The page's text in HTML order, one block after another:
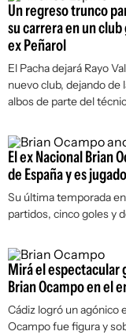
Un regreso trunco
su carrera en un
ex Peñarol
El Pacha dejará Rayo
nuevo club, dejando de
albos de parte del
El ex Nacional Brian
de España y es
Su última temporada
partidos, cinco goles y
Mirá el espectacular
Brian Ocampo en el
Cádiz logró un agónico
Ocampo fue figura y